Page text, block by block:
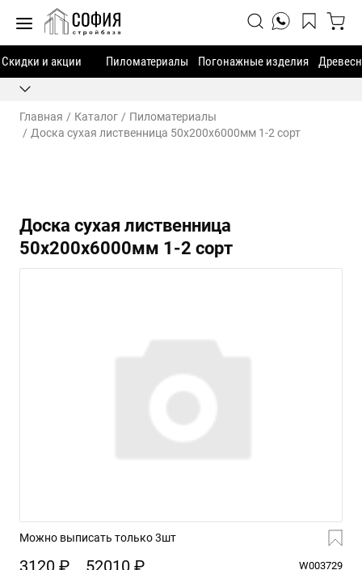
Скидки и акции Пиломатериалы Погонажные изделия
Главная Каталог
Пиломатериалы
Доска сухая лиственница 50х200х6000мм 1-2 сорт
Доска сухая лиственница
50х200х6000мм 1-2 сорт
Можно выписать только 3шт
3120 ₽ 52010 ₽
W003729